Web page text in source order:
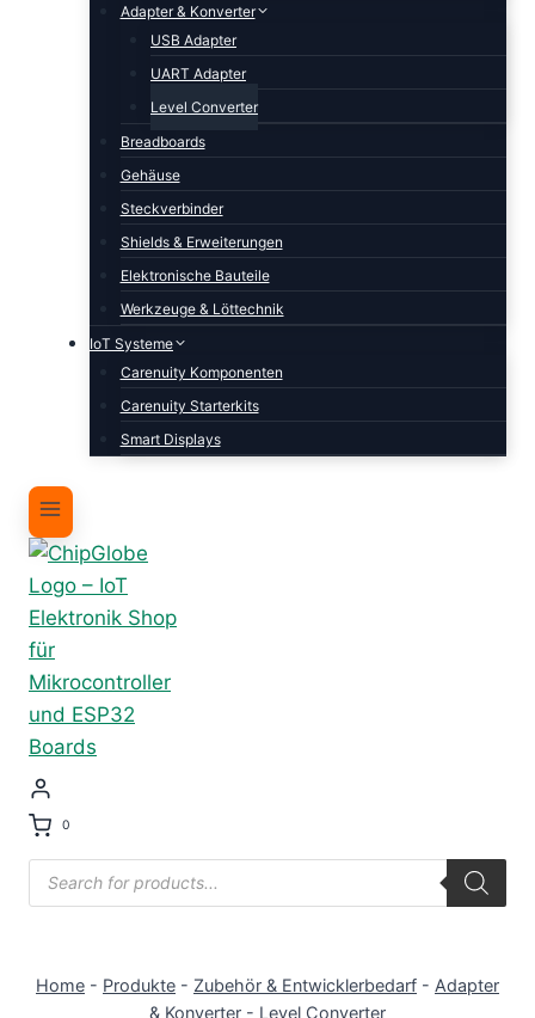
Adapter & Konverter
USB Adapter
UART Adapter
Level Converter
Breadboards
Gehäuse
Steckverbinder
Shields & Erweiterungen
Elektronische Bauteile
Werkzeuge & Löttechnik
IoT Systeme
Carenuity Komponenten
Carenuity Starterkits
Smart Displays
0
Products
search
Home - Produkte - Zubehör & Entwicklerbedarf - Adapter
& Konverter - Level Converter